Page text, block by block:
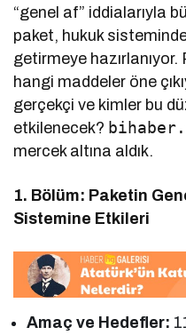
“genel af” iddialarıyla
paket, hukuk
getirmeye hazırlanıyor.
hangi maddeler öne
gerçekçi ve kimler bu
etkilenecek?
mercek altına aldık.
1. Bölüm: Paketin
Sistemine Etkileri
Amaç ve Hedefler: